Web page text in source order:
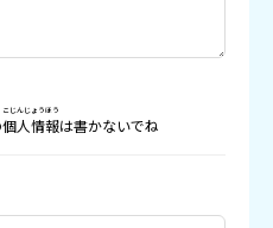
個人情報
こじんじょうほう
は書かないでね